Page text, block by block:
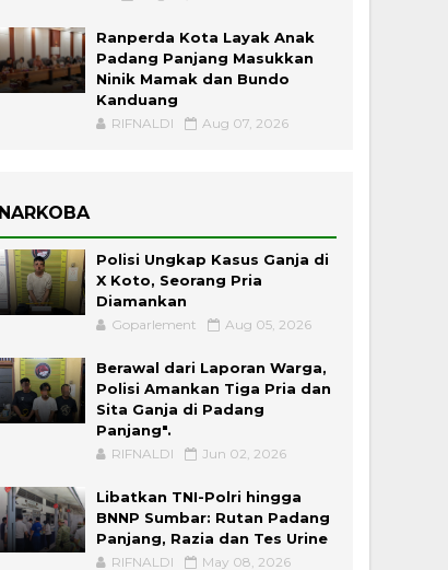
Ranperda Kota Layak Anak
Padang Panjang Masukkan
Ninik Mamak dan Bundo
Kanduang
RIFNALDI Aug 07, 2026
NARKOBA
Polisi Ungkap Kasus Ganja di
X Koto, Seorang Pria
Diamankan
Goparlement Aug 05, 2026
Berawal dari Laporan Warga,
Polisi Amankan Tiga Pria dan
Sita Ganja di Padang
Panjang".
RIFNALDI Jun 02, 2026
Libatkan TNI-Polri hingga
BNNP Sumbar: Rutan Padang
Panjang, Razia dan Tes Urine
RIFNALDI May 08, 2026